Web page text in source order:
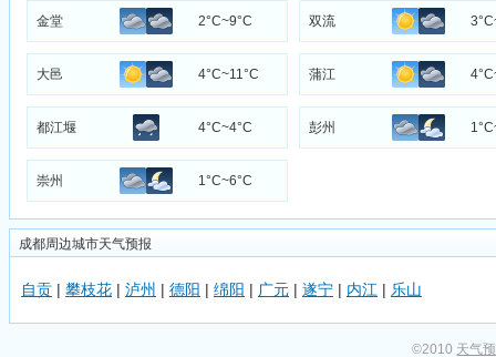
金堂 2°C~9°C 双流
大邑 4°C~11°C 蒲江
都江堰 4°C~4°C 彭州
崇州 1°C~6°C
成都周边城市天气预报
自贡 | 攀枝花 | 泸州 | 德阳 | 绵阳 | 广元 | 遂宁 | 内江 | 乐山
©2010 天气